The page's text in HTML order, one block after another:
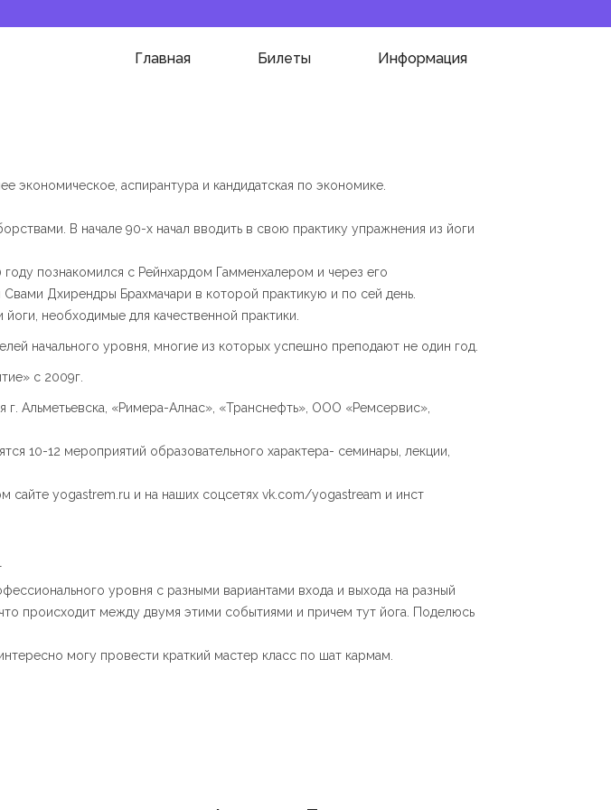
Главная Билеты Информация
экономическое, аспирантура и кандидатская по экономике.
В начале 90-х начал вводить в свою практику упражнения из йоги
познакомился с Рейнхардом Гамменхалером и через его
Дхирендры Брахмачари в которой практикую и по сей день.
необходимые для качественной практики.
начального уровня, многие из которых успешно преподают не один год.
с 2009г.
Альметьевска, «Римера-Алнас», «Транснефть», ООО «Ремсервис»,
10-12 мероприятий образовательного характера- семинары, лекции,
yogastrem.ru и на наших соцсетях vk.com/yogastream и инст
уровня с разными вариантами входа и выхода на разный
происходит между двумя этими событиями и причем тут йога. Поделюсь
могу провести краткий мастер класс по шат кармам.